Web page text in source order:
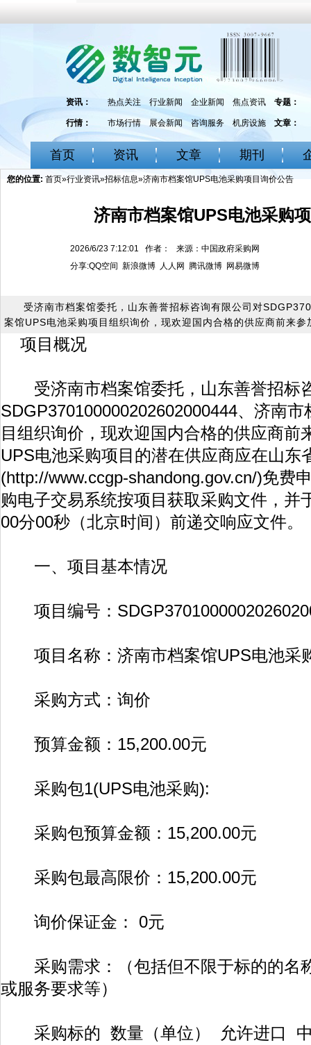
资讯： 热点关注 行业新闻 企业新闻 焦点资讯 专题：
行情： 市场行情 展会新闻 咨询服务 机房设施 文章：
首页 资讯 文章 期刊
您的位置: 首页»行业资讯»招标信息»济南市档案馆UPS电池采购项目询价公告
济南市档案馆UPS电池采购
2026/6/23 7:12:01 作者： 来源：中国政府采购网
分享:QQ空间 新浪微博 人人网 腾讯微博 网易微博
受济南市档案馆委托，山东善誉招标咨询有限公司对
案馆UPS电池采购项目组织询价，现欢迎国内合格的供应商前来参
项目概况
受济南市档案馆委托，山东善誉招标
SDGP370100000202602000444、济南
目组织询价，现欢迎国内合格的供应商前
UPS电池采购项目的潜在供应商应在山东
(http://www.ccgp-shandong.gov.cn/)免费
购电子交易系统按项目获取采购文件，并
00分00秒（北京时间）前递交响应文件。
一、项目基本情况
项目编号：
项目名称：济南市档案馆UPS电池采
采购方式：询价
预算金额：15,200.00元
采购包1(UPS电池采购):
采购包预算金额：15,200.00元
采购包最高限价：15,200.00元
询价保证金： 0元
采购需求：（包括但不限于标的的名
或服务要求等）
采购标的 数量（单位） 允许进口 中